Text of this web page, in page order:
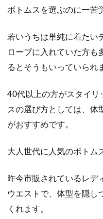
ボトムスを選ぶのに一苦
若いうちは単純に着たい
ローブに入れていた方も
るとそうもいっていられ
40代以上の方がスタイリ
スの選び方としては、体
がおすすめです。
大人世代に人気のボトム
昨今市販されているレデ
ウエストで、体型を隠し
くれます。